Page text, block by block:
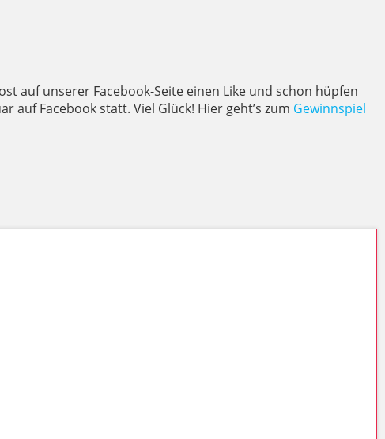
auf unserer Facebook-Seite einen Like und schon hüpfen
auf Facebook statt. Viel Glück! Hier geht’s zum Gewinnspiel